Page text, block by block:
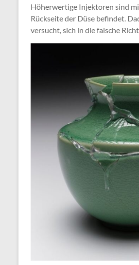
Höherwertige Injektoren sind
Rückseite der Düse befindet.
versucht, sich in die falsche